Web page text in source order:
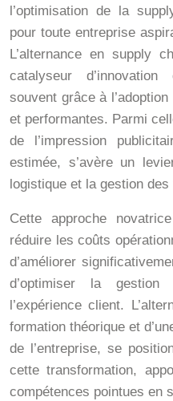
l’optimisation de la
pour toute entreprise
L’alternance en supply
catalyseur d’innovation
souvent grâce à
et performantes. Parmi
de l’impression
estimée, s’avère un
logistique et la gestion des
Cette approche
réduire les coûts
d’améliorer
d’optimiser la
l’expérience client.
formation théorique et
de l’entreprise, se
cette transformation,
compétences pointues en